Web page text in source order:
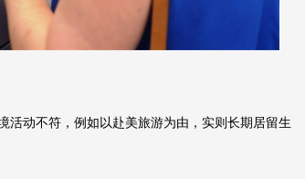
活动不符，例如以赴美旅游为由，实则长期居留生